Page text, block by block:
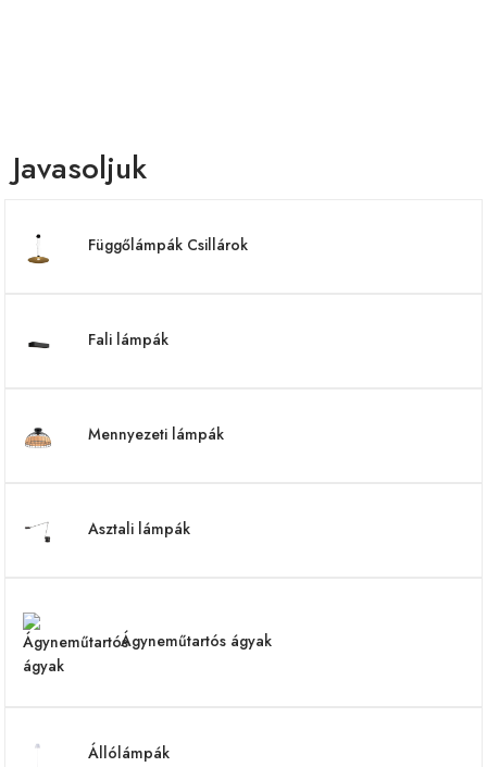
Javasoljuk
Függőlámpák Csillárok
Fali lámpák
Mennyezeti lámpák
Asztali lámpák
Ágyneműtartós ágyak
Állólámpák